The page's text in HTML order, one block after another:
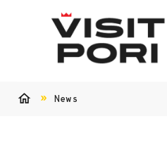
News